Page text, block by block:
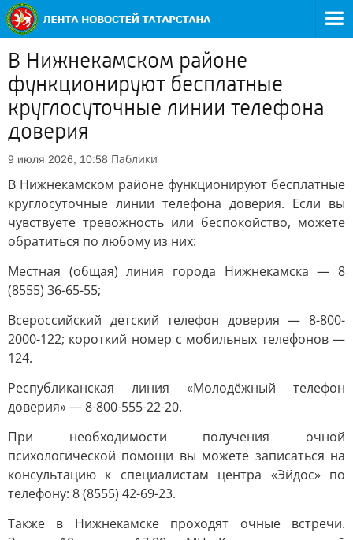
В Нижнекамском районе
функционируют бесплатные
круглосуточные линии телефона
доверия
9 июля 2026, 10:58 Паблики
В Нижнекамском районе функционируют бесплатные
круглосуточные линии телефона доверия. Если вы
чувствуете тревожность или беспокойство, можете
обратиться по любому из них:
Местная (общая) линия города Нижнекамска — 8
(8555) 36-65-55;
Всероссийский детский телефон доверия — 8-800-
2000-122; короткий номер с мобильных телефонов —
124.
Республиканская линия «Молодёжный телефон
доверия» — 8-800-555-22-20.
При необходимости получения очной
психологической помощи вы можете записаться на
консультацию к специалистам центра «Эйдос» по
телефону: 8 (8555) 42-69-23.
Также в Нижнекамске проходят очные встречи.